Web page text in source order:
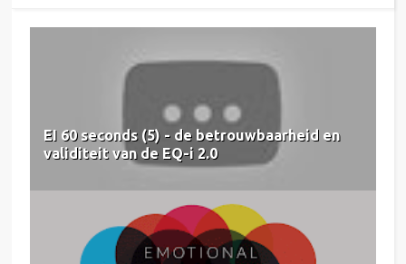
EI 60 seconds (5) - de betrouwbaarheid en
validiteit van de EQ-i 2.0